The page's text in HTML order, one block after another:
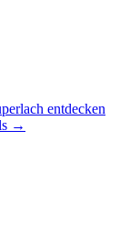
entdecken
→